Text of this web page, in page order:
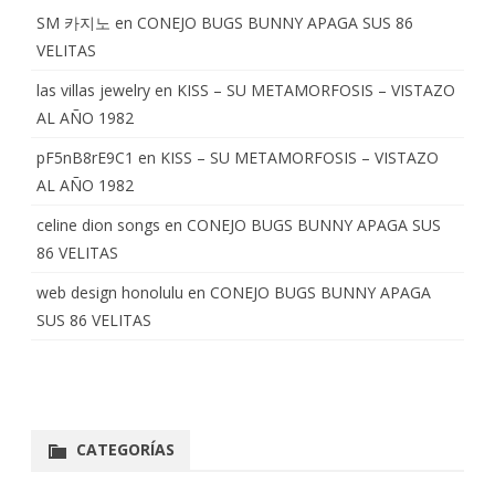
SM 카지노 en CONEJO BUGS BUNNY APAGA SUS 86
VELITAS
las villas jewelry en KISS – SU METAMORFOSIS – VISTAZO
AL AÑO 1982
pF5nB8rE9C1 en KISS – SU METAMORFOSIS – VISTAZO
AL AÑO 1982
celine dion songs en CONEJO BUGS BUNNY APAGA SUS
86 VELITAS
web design honolulu en CONEJO BUGS BUNNY APAGA
SUS 86 VELITAS
CATEGORÍAS